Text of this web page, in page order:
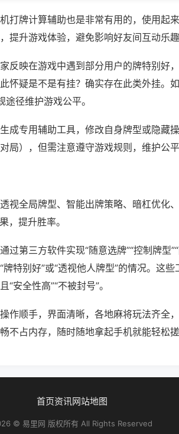
打牌计算辅助也是非常有用的，使用起
提升游戏体验，避免影响好友间互动乐趣
反映在游戏中遇到部分用户的牌特别好
怀疑是不是有挂？确实存在此类外挂。
径维护游戏公平。
成专用辅助工具，修改自身牌型或隐藏
局），但需注意遵守游戏规则，维护公平
视全局牌型、智能出牌策略、暗杠优化
，提升胜率。
第三方软件实现“随意选牌”“控制牌型”“
特别好”或“透视他人牌型”的情况。这
安全性高”“不被封号”。
作顺手，界面清晰，各地麻将玩法齐全
不占内存，随时随地拿起手机就能轻松搓
首页资讯网站地图
© 易里网 版权所有 All Rights Reserved